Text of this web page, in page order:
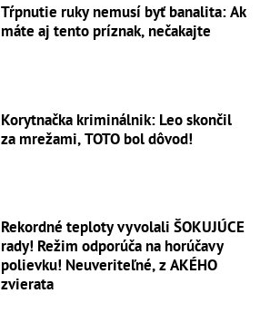
Tŕpnutie ruky nemusí byť banalita: Ak
máte aj tento príznak, nečakajte
Korytnačka kriminálnik: Leo skončil
za mrežami, TOTO bol dôvod!
Rekordné teploty vyvolali ŠOKUJÚCE
rady! Režim odporúča na horúčavy
polievku! Neuveriteľné, z AKÉHO
zvierata